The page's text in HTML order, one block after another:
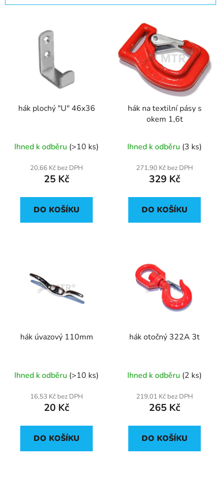
hák plochý "U" 46x36
Ihned k odběru (>10 ks)
20,66 Kč bez DPH
25 Kč
DO KOŠÍKU
hák na textilní pásy s
okem 1,6t
Ihned k odběru (3 ks)
271,90 Kč bez DPH
329 Kč
DO KOŠÍKU
hák úvazový 110mm
Ihned k odběru (>10 ks)
16,53 Kč bez DPH
20 Kč
DO KOŠÍKU
hák otočný 322A 3t
Ihned k odběru (2 ks)
219,01 Kč bez DPH
265 Kč
DO KOŠÍKU